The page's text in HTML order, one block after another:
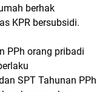
berhak
KPR bersubsidi.
PPh orang pribadi
SPT Tahunan PPh